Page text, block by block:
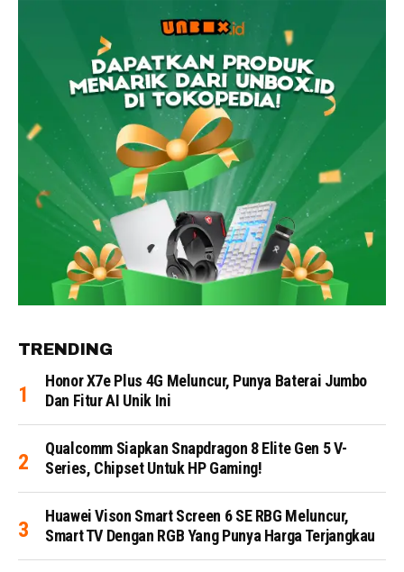
TRENDING
Honor X7e Plus 4G Meluncur, Punya Baterai Jumbo
Dan Fitur AI Unik Ini
Qualcomm Siapkan Snapdragon 8 Elite Gen 5 V-
Series, Chipset Untuk HP Gaming!
Huawei Vison Smart Screen 6 SE RBG Meluncur,
Smart TV Dengan RGB Yang Punya Harga Terjangkau